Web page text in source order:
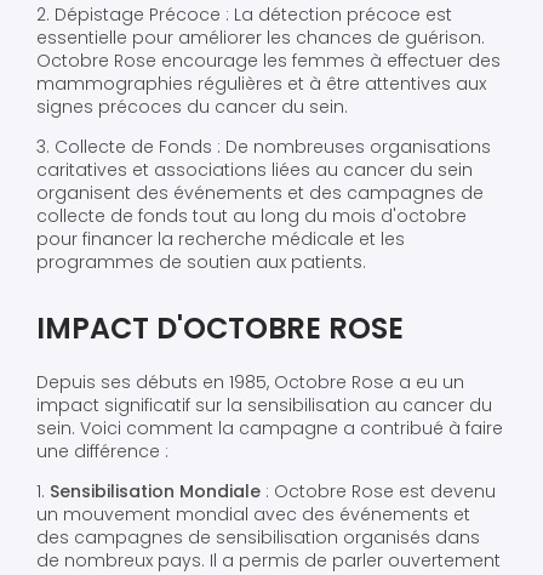
2. Dépistage Précoce : La détection précoce est
essentielle pour améliorer les chances de guérison.
Octobre Rose encourage les femmes à effectuer des
mammographies régulières et à être attentives aux
signes précoces du cancer du sein.
3. Collecte de Fonds : De nombreuses organisations
caritatives et associations liées au cancer du sein
organisent des événements et des campagnes de
collecte de fonds tout au long du mois d'octobre
pour financer la recherche médicale et les
programmes de soutien aux patients.
IMPACT D'OCTOBRE ROSE
Depuis ses débuts en 1985, Octobre Rose a eu un
impact significatif sur la sensibilisation au cancer du
sein. Voici comment la campagne a contribué à faire
une différence :
1. Sensibilisation Mondiale : Octobre Rose est devenu
un mouvement mondial avec des événements et
des campagnes de sensibilisation organisés dans
de nombreux pays. Il a permis de parler ouvertement